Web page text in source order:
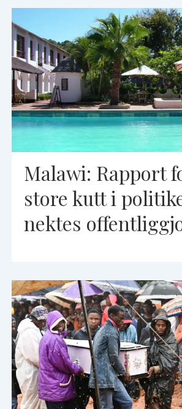
Malawi: Rapport
store kutt i
nektes